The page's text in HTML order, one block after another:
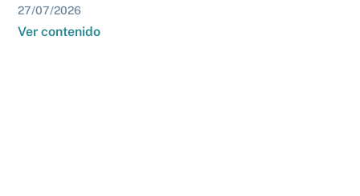
27/07/2026
Ver contenido